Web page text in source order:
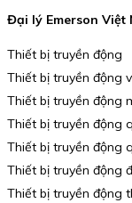
Đại lý Emerson Việt
Thiết bị truyền động
Thiết bị truyền động
Thiết bị truyền động
Thiết bị truyền động
Thiết bị truyền động
Thiết bị truyền động
Thiết bị truyền động